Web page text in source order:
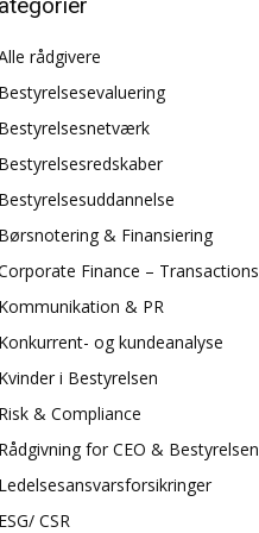
rådgivere
& Finansiering
Finance – Transactions
& PR
og kundeanalyse
i Bestyrelsen
& Compliance
for CEO & Bestyrelsen
CSR